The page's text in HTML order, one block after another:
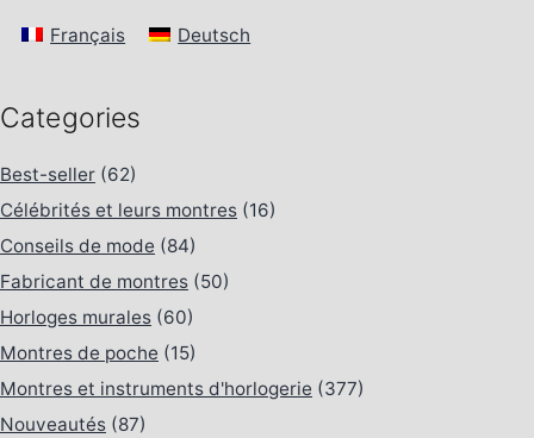
Français Deutsch
Categories
Best-seller (62)
Célébrités et leurs montres (16)
Conseils de mode (84)
Fabricant de montres (50)
Horloges murales (60)
Montres de poche (15)
Montres et instruments d'horlogerie (377)
Nouveautés (87)